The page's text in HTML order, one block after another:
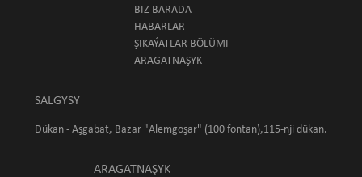
BIZ BARADA
HABARLAR
ŞIKAÝATLAR BÖLÜMI
ARAGATNAŞYK
SALGYSY
Dükan - Aşgabat, Bazar "Alemgoşar" (100 fontan),115-nji dükan.
ARAGATNAŞYK